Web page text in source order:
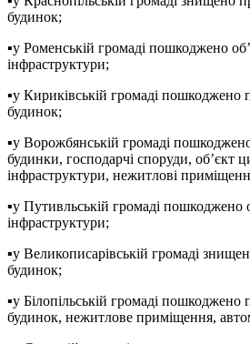
будинок;
▪️у Роменській громаді пошкоджено
інфраструктури;
▪️у Кириківській громаді
будинок;
▪️у Ворожбянській громаді
будинки, господарчі споруди, об’єкт
інфраструктури, нежитлові
▪️у Путивльській громаді пошкоджено
інфраструктури;
▪️у Великописарівській громаді
будинок;
▪️у Білопільській громаді
будинок, нежитлове приміщення,